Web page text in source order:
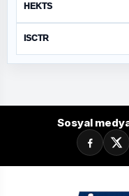
HEKTS
ISCTR
Sosyal